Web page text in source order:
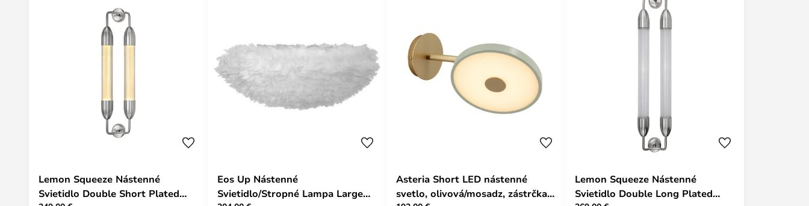
Lemon Squeeze Nástenné
Svietidlo Double Short Plated
Eos Up Nástenné
Svietidlo/Stropné Lampa Large
Asteria Short LED nástenné
svetlo, olivová/mosadz, zástrčka -
Lemon Squeeze Nástenné
Svietidlo Double Long Plated